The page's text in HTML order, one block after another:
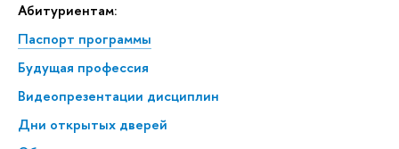
Абитуриентам:
Паспорт программы
Будущая профессия
Видеопрезентации дисциплин
Дни открытых дверей